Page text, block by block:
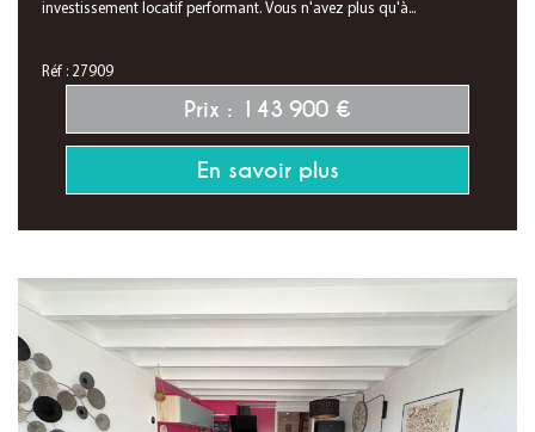
investissement locatif performant. Vous n'avez plus qu'à...
Réf : 27909
Prix : 143 900 €
En savoir plus